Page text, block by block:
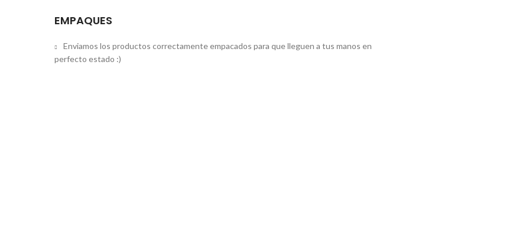
EMPAQUES
Enviamos los productos correctamente empacados para que lleguen a tus manos en
perfecto estado :)